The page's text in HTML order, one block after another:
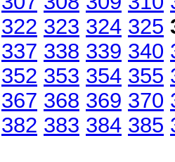
322 323 324 325
337 338 339 340
352 353 354 355
367 368 369 370
382 383 384 385